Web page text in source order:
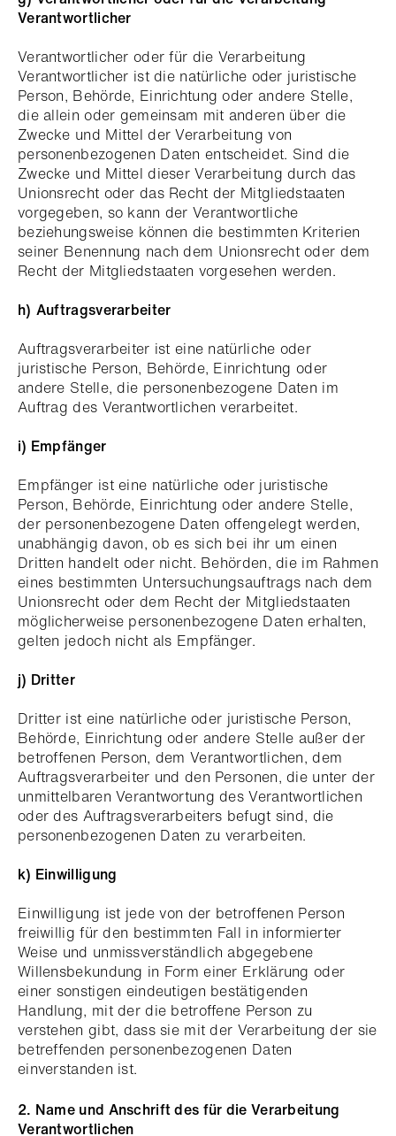
Verantwortlicher
Verantwortlicher oder für die Verarbeitung
Verantwortlicher ist die natürliche oder juristische
Person, Behörde, Einrichtung oder andere Stelle,
die allein oder gemeinsam mit anderen über die
Zwecke und Mittel der Verarbeitung von
personenbezogenen Daten entscheidet. Sind die
Zwecke und Mittel dieser Verarbeitung durch das
Unionsrecht oder das Recht der Mitgliedstaaten
vorgegeben, so kann der Verantwortliche
beziehungsweise können die bestimmten Kriterien
seiner Benennung nach dem Unionsrecht oder dem
Recht der Mitgliedstaaten vorgesehen werden.
h) Auftragsverarbeiter
Auftragsverarbeiter ist eine natürliche oder
juristische Person, Behörde, Einrichtung oder
andere Stelle, die personenbezogene Daten im
Auftrag des Verantwortlichen verarbeitet.
i) Empfänger
Empfänger ist eine natürliche oder juristische
Person, Behörde, Einrichtung oder andere Stelle,
der personenbezogene Daten offengelegt werden,
unabhängig davon, ob es sich bei ihr um einen
Dritten handelt oder nicht. Behörden, die im Rahmen
eines bestimmten Untersuchungsauftrags nach dem
Unionsrecht oder dem Recht der Mitgliedstaaten
möglicherweise personenbezogene Daten erhalten,
gelten jedoch nicht als Empfänger.
j) Dritter
Dritter ist eine natürliche oder juristische Person,
Behörde, Einrichtung oder andere Stelle außer der
betroffenen Person, dem Verantwortlichen, dem
Auftragsverarbeiter und den Personen, die unter der
unmittelbaren Verantwortung des Verantwortlichen
oder des Auftragsverarbeiters befugt sind, die
personenbezogenen Daten zu verarbeiten.
k) Einwilligung
Einwilligung ist jede von der betroffenen Person
freiwillig für den bestimmten Fall in informierter
Weise und unmissverständlich abgegebene
Willensbekundung in Form einer Erklärung oder
einer sonstigen eindeutigen bestätigenden
Handlung, mit der die betroffene Person zu
verstehen gibt, dass sie mit der Verarbeitung der sie
betreffenden personenbezogenen Daten
einverstanden ist.
2. Name und Anschrift des für die Verarbeitung
Verantwortlichen